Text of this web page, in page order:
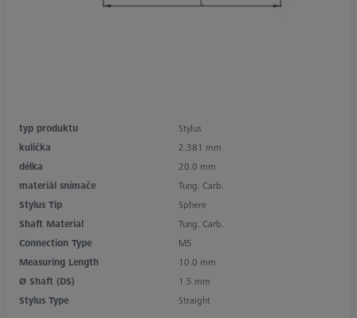
typ produktu
Stylus
kulička
2.381 mm
délka
20.0 mm
materiál snímače
Tung. Carb.
Stylus Tip
Sphere
Shaft Material
Tung. Carb.
Connection Type
M5
Measuring Length
10.0 mm
Ø Shaft (DS)
1.5 mm
Stylus Type
Straight